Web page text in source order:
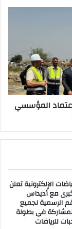
المؤسسي
الإلكترونية تعلن
مع أديداس
الرسمية لجميع
في بطولة
للرياضات